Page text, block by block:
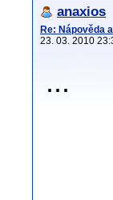
anaxios
Re: Nápověda
23. 03. 2010
...